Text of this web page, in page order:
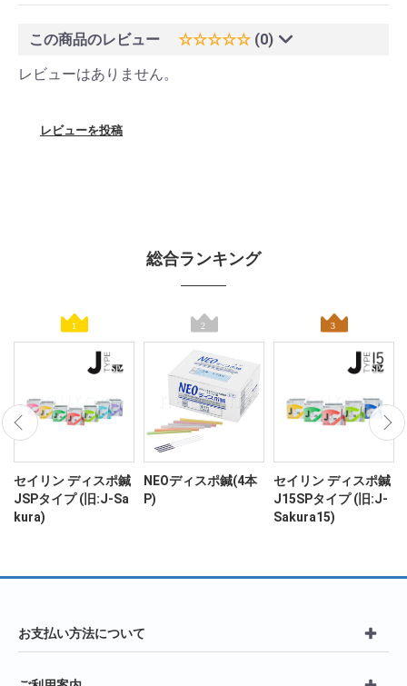
この商品のレビュー ☆☆☆☆☆ (0)
レビューはありません。
レビューを投稿
総合ランキング
セイリン ディスポ鍼
JSPタイプ (旧:J-Sa
kura)
NEOディスポ鍼(4本
P)
セイリン ディスポ鍼
J15SPタイプ (旧:J-
Sakura15)
お支払い方法について